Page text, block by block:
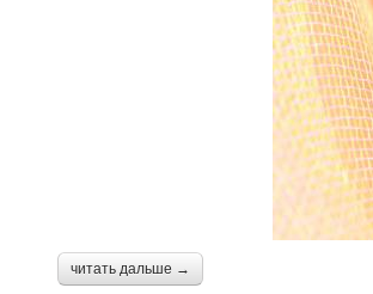
читать дальше →